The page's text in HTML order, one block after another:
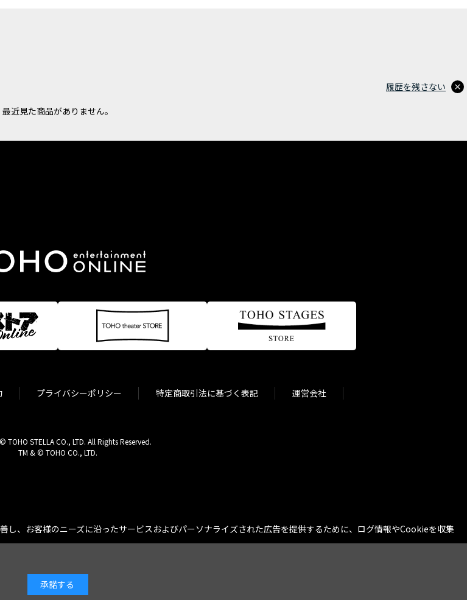
最近見た商品がありません。
履歴を残さない
プライバシーポリシー 特定商取引法に基づく表記 運営会社
STELLA CO., LTD. All Rights Reserved.
TM & © TOHO CO., LTD.
、お客様のニーズに沿ったサービスおよびパーソナライズされた広告を提供するために、ログ情報やCookieを収集
承諾する